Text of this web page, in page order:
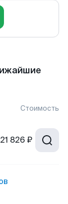
Стоимость
21 826 ₽